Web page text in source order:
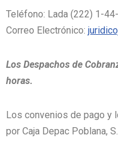
Teléfono: Lada (222) 1-
Correo Electrónico:
Los Despachos de
horas.
Los convenios de pago y
por Caja Depac Poblana,